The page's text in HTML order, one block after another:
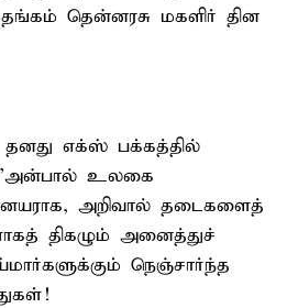
தென்னரசு மகளிர் தின
எக்ஸ் பக்கத்தில்
’அன்பால் உலகை
அறிவால் தடைகளைத்
திகழும் அனைத்துச்
நெஞ்சார்ந்த